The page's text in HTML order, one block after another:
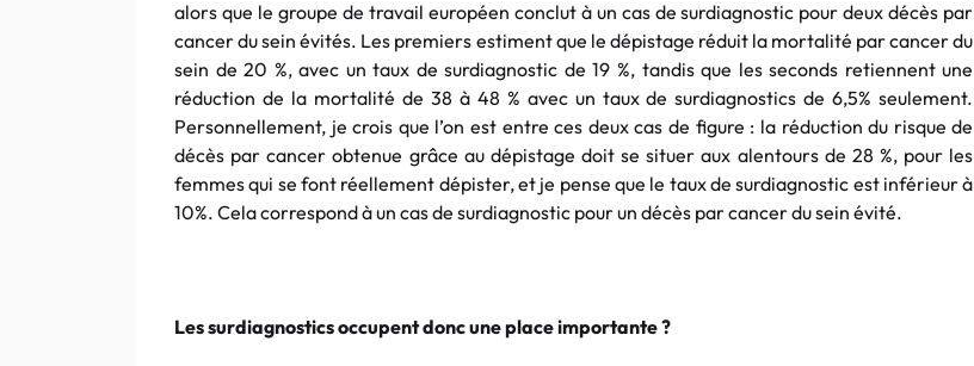
alors que le groupe de travail européen conclut à un cas de surdiagnostic pour deux décès par
cancer du sein évités. Les premiers estiment que le dépistage réduit la mortalité par cancer du
sein de 20 %, avec un taux de surdiagnostic de 19 %, tandis que les seconds retiennent une
réduction de la mortalité de 38 à 48 % avec un taux de surdiagnostics de 6,5% seulement.
Personnellement, je crois que l’on est entre ces deux cas de figure : la réduction du risque de
décès par cancer obtenue grâce au dépistage doit se situer aux alentours de 28 %, pour les
femmes qui se font réellement dépister, et je pense que le taux de surdiagnostic est inférieur à
10%. Cela correspond à un cas de surdiagnostic pour un décès par cancer du sein évité.
Les surdiagnostics occupent donc une place importante ?